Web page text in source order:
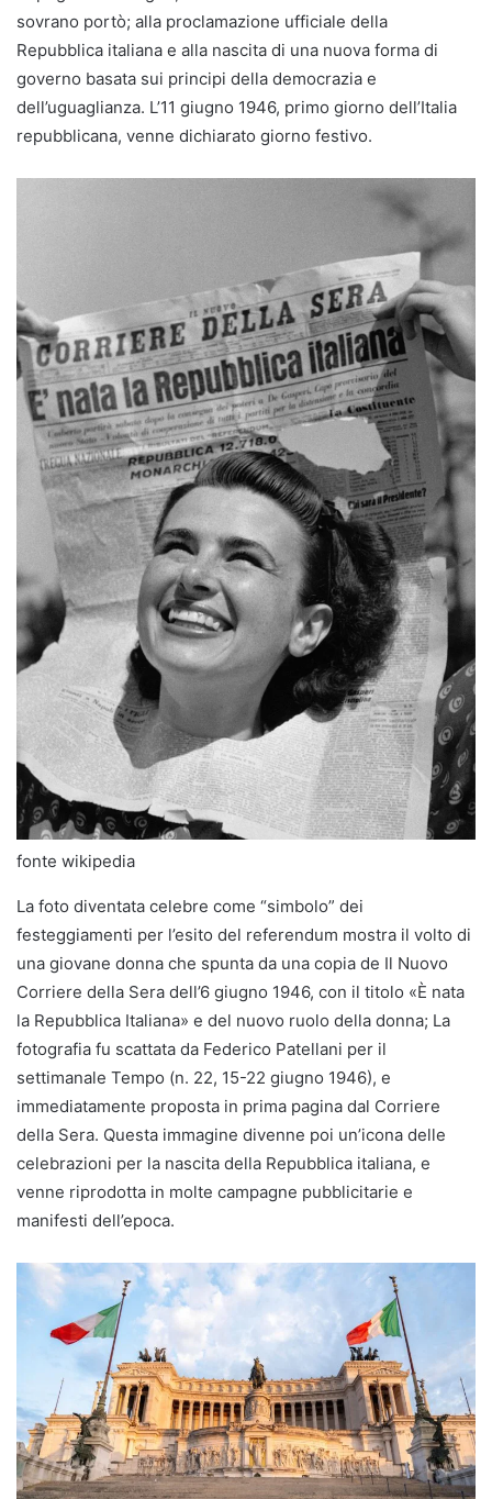
sovrano portò; alla proclamazione ufficiale della
Repubblica italiana e alla nascita di una nuova forma di
governo basata sui principi della democrazia e
dell’uguaglianza. L’11 giugno 1946, primo giorno dell’Italia
repubblicana, venne dichiarato giorno festivo.
fonte wikipedia
La foto diventata celebre come “simbolo” dei
festeggiamenti per l’esito del referendum mostra il volto di
una giovane donna che spunta da una copia de Il Nuovo
Corriere della Sera dell’6 giugno 1946, con il titolo «È nata
la Repubblica Italiana» e del nuovo ruolo della donna; La
fotografia fu scattata da Federico Patellani per il
settimanale Tempo (n. 22, 15-22 giugno 1946), e
immediatamente proposta in prima pagina dal Corriere
della Sera. Questa immagine divenne poi un’icona delle
celebrazioni per la nascita della Repubblica italiana, e
venne riprodotta in molte campagne pubblicitarie e
manifesti dell’epoca.